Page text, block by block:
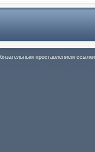
проставлением